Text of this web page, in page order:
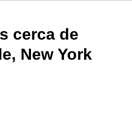
cerca de
New York